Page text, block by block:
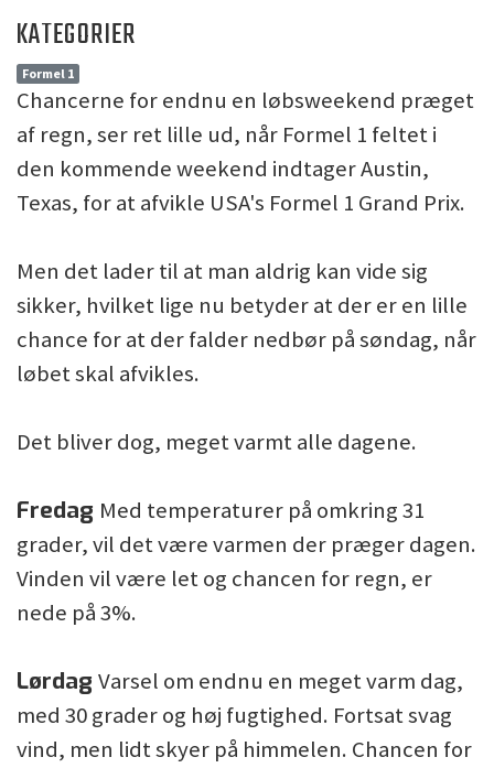
KATEGORIER
Formel 1
Chancerne for endnu en løbsweekend præget
af regn, ser ret lille ud, når Formel 1 feltet i
den kommende weekend indtager Austin,
Texas, for at afvikle USA's Formel 1 Grand Prix.
Men det lader til at man aldrig kan vide sig
sikker, hvilket lige nu betyder at der er en lille
chance for at der falder nedbør på søndag, når
løbet skal afvikles.
Det bliver dog, meget varmt alle dagene.
Fredag Med temperaturer på omkring 31
grader, vil det være varmen der præger dagen.
Vinden vil være let og chancen for regn, er
nede på 3%.
Lørdag Varsel om endnu en meget varm dag,
med 30 grader og høj fugtighed. Fortsat svag
vind, men lidt skyer på himmelen. Chancen for